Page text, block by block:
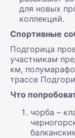
для новых
коллекций.
Спортивные
Подгорица
участникам
км,
трассе
Что
чорба –